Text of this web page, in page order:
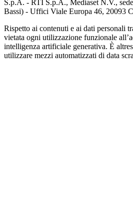
S.p.A. - RTI S.p.A., Mediaset N.V.,
Bassi) - Uffici Viale Europa 46, 20093
Rispetto ai contenuti e ai dati personali
vietata ogni utilizzazione funzionale
intelligenza artificiale generativa. È
utilizzare mezzi automatizzati di data